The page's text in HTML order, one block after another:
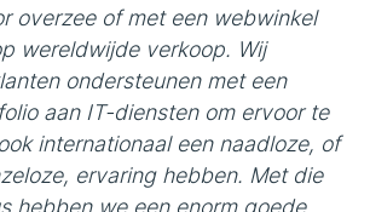
overzee of met een webwinkel
wereldwijde verkoop. Wij
ondersteunen met een
aan IT-diensten om ervoor te
internationaal een naadloze, of
ervaring hebben. Met die
hebben we een enorm goede